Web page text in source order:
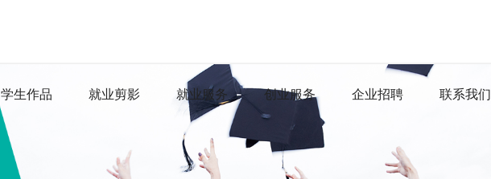
学生作品 就业剪影 就业服务 创业服务 企业招聘 联系我们